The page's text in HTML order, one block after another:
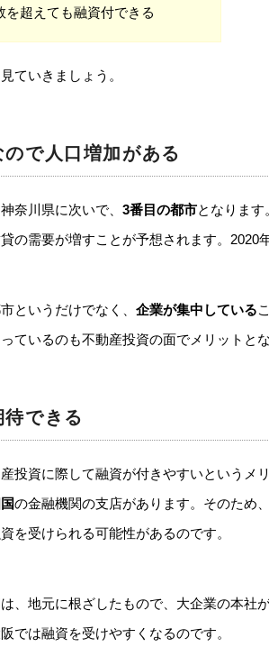
を超えても融資付できる
ていきましょう。
ので人口増加がある
奈川県に次いで、 3番目の都市となりま
の需要が増すことが予想されます。2020
というだけでなく、 企業が集中している
ているのも不動産投資の面でメリットとな
できる
投資に際して融資が付きやすいというメ
の金融機関の支店があります。そのため
を受けられる可能性があるのです。
、地元に根ざしたもので、大企業の本社
では融資を受けやすくなるのです。